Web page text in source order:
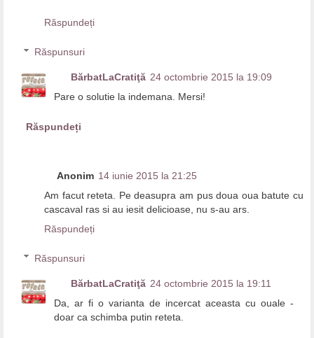
Răspundeți
Răspunsuri
BărbatLaCratiţă 24 octombrie 2015 la 19:09
Pare o solutie la indemana. Mersi!
Răspundeți
Anonim 14 iunie 2015 la 21:25
Am facut reteta. Pe deasupra am pus doua oua batute cu
cascaval ras si au iesit delicioase, nu s-au ars.
Răspundeți
Răspunsuri
BărbatLaCratiţă 24 octombrie 2015 la 19:11
Da, ar fi o varianta de incercat aceasta cu ouale -
doar ca schimba putin reteta.